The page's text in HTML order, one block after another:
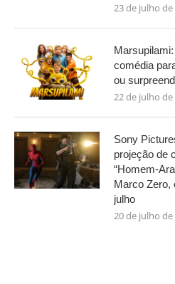
23 de julho de
comédia
ou
22 de julho de
Sony
projeção de
“Homem-
Marco Zero,
julho
20 de julho de